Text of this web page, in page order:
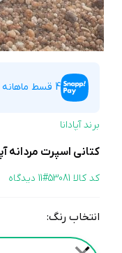
4 قسط ماهانه 0 تومانی با اسنپ پی! (بدون کارمزد)
برند آپادانا
کتانی اسپرت مردانه
کد کالا 53081# 11 دیدگاه
انتخاب رنگ:
Color